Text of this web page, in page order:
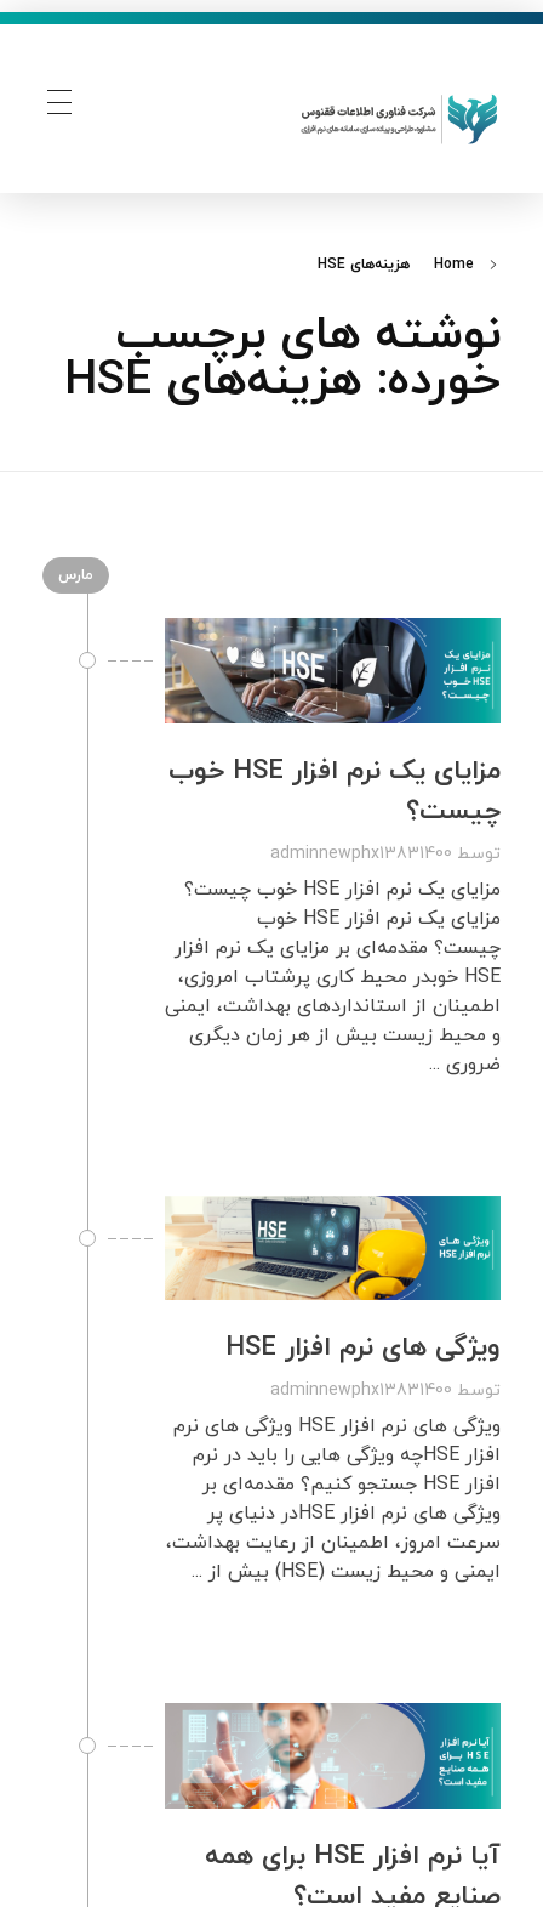
Home هزینه‌های HSE
نوشته های برچسب
خورده: هزینه‌های HSE
مارس
مزایای یک نرم افزار HSE خوب
چیست؟
توسط adminnewphx13831400
مزایای یک نرم افزار HSE خوب چیست؟
مزایای یک نرم افزار HSE خوب
چیست؟ مقدمه‌ای بر مزایای یک نرم ‌افزار
HSE خوبدر محیط کاری پرشتاب امروزی،
اطمینان از استانداردهای بهداشت، ایمنی
و محیط زیست بیش از هر زمان دیگری
ضروری ...
ویژگی های نرم افزار HSE
توسط adminnewphx13831400
ویژگی های نرم افزار HSE ویژگی های نرم
افزار HSEچه ویژگی هایی را باید در نرم
افزار HSE جستجو کنیم؟ مقدمه‌ای بر
ویژگی های نرم افزار HSEدر دنیای پر
سرعت امروز، اطمینان از رعایت بهداشت،
ایمنی و محیط زیست (HSE) بیش از ...
آیا نرم افزار HSE برای همه
صنایع مفید است؟